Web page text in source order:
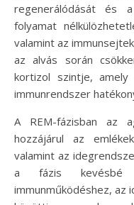
regenerálódását és
folyamat
valamint az
az alvás során
kortizol szintje,
immunrendszer
A REM-fázisban az
hozzájárul az
valamint az
a fázis kevésbé
immunműködéshez, az